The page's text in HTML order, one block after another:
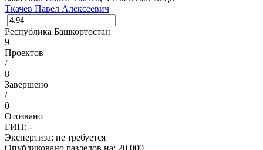
Ткачев Павел Алексеевич
Республика Башкортостан
9
Проектов
/
8
Завершено
/
0
Отозвано
ГИП: -
Экспертиза: не требуется